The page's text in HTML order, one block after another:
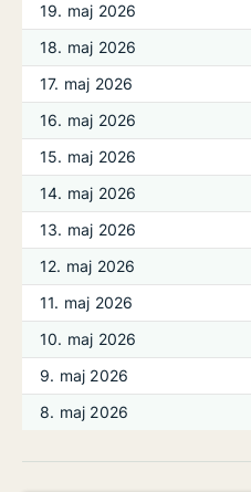
19. maj 2026
18. maj 2026
17. maj 2026
16. maj 2026
15. maj 2026
14. maj 2026
13. maj 2026
12. maj 2026
11. maj 2026
10. maj 2026
9. maj 2026
8. maj 2026